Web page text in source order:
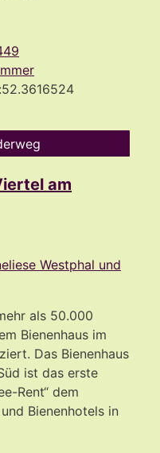
am
als 50.000
Bienenhaus im
Das Bienenhaus
ist das erste
Rent“ dem
Bienenhotels in